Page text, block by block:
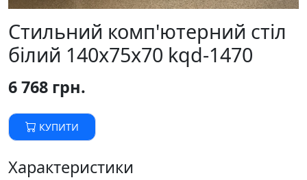
Стильний комп'ютерний стіл
білий 140х75х70 kqd-1470
6 768 грн.
КУПИТИ
Характеристики